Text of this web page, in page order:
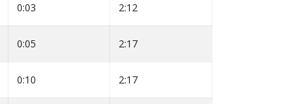
0:03 2:12
0:05 2:17
0:10 2:17